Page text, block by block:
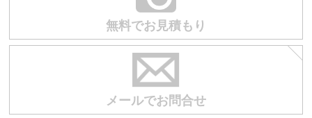
無料でお見積もり
メールでお問合せ